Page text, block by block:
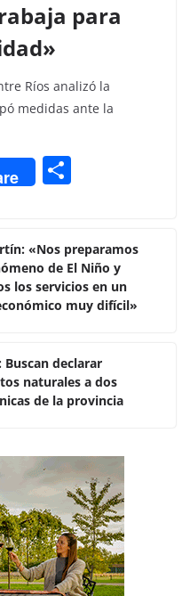
para
Ríos analizó la
medidas ante la
p
ar
tir
«Nos preparamos
de El Niño y
los servicios en un
muy difícil»
Buscan declarar
naturales a dos
de la provincia